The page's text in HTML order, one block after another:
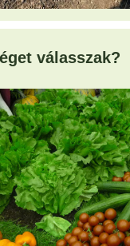
válasszak?